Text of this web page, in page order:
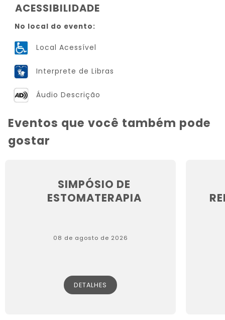
ACESSIBILIDADE
No local do evento:
Local Acessível
Interprete de Libras
Áudio Descrição
Eventos que você também pode
gostar
SIMPÓSIO DE
ESTOMATERAPIA
08 de agosto de 2026
DETALHES